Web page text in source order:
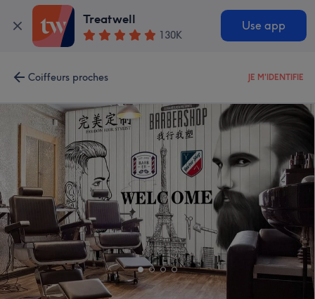
Treatwell
130K
Use app
Coiffeurs proches JE M'IDENTIFIE